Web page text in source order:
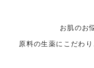
お肌のお
原料の生薬にこだわ